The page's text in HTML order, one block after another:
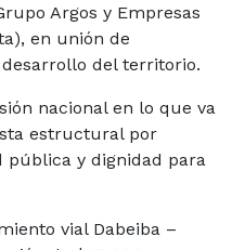
Argos y Empresas
en unión de
del territorio.
nacional en lo que va
estructural por
pública y dignidad para
vial Dabeiba –